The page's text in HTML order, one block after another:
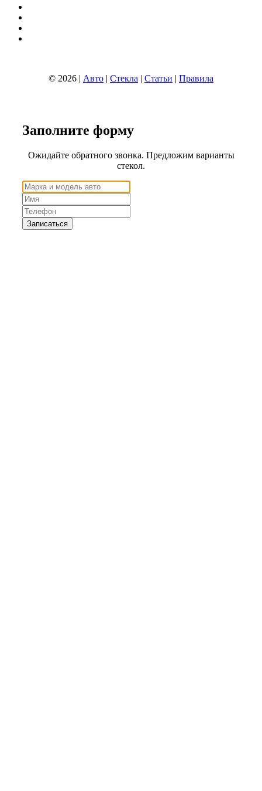
© 2026 | Авто | Стекла | Статьи | Правила
Заполните форму
Ожидайте обратного звонка. Предложим варианты
стекол.